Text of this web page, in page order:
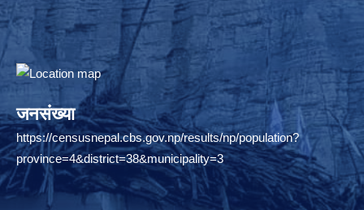
जनसंख्या
https://censusnepal.cbs.gov.np/results/np/population?
province=4&district=38&municipality=3